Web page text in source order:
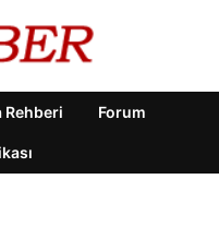
Rehberi Forum